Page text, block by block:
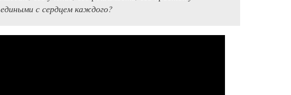
едиными с сердцем каждого?